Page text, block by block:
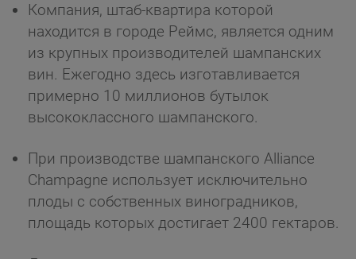
Компания, штаб-квартира которой
находится в городе Реймс, является одним
из крупных производителей шампанских
вин. Ежегодно здесь изготавливается
примерно 10 миллионов бутылок
высококлассного шампанского.
При производстве шампанского Alliance
Champagne использует исключительно
плоды с собственных виноградников,
площадь которых достигает 2400 гектаров.